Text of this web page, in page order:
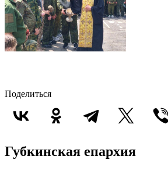
Поделиться
Губкинская епархия